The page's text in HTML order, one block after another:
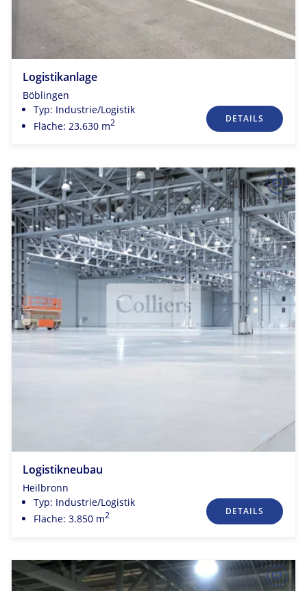
Logistikanlage
Böblingen
Typ: Industrie/Logistik
Fläche: 23.630 m2 DETAILS
Logistikneubau
Heilbronn
Typ: Industrie/Logistik
Fläche: 3.850 m2 DETAILS